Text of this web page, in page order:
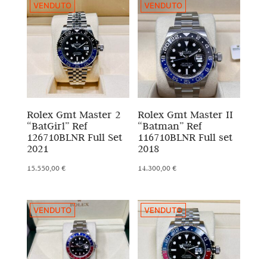
VENDUTO
Rolex Gmt Master 2
“BatGirl” Ref
126710BLNR Full Set
2021
15.550,00€
VENDUTO
Rolex Gmt Master II
“Batman” Ref
116710BLNR Full set
2018
14.300,00€
VENDUTO VENDUTO